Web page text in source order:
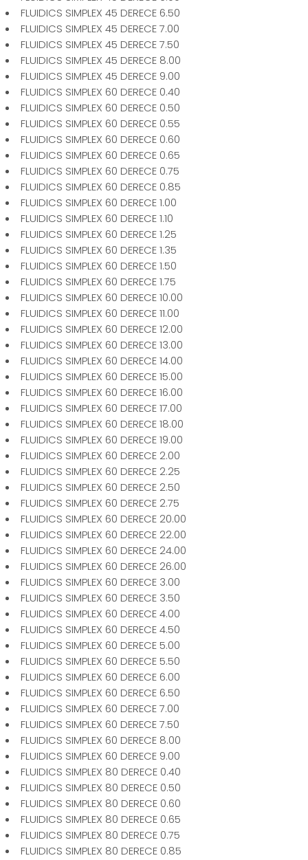
FLUIDICS SIMPLEX 45 DERECE 6.50
FLUIDICS SIMPLEX 45 DERECE 7.00
FLUIDICS SIMPLEX 45 DERECE 7.50
FLUIDICS SIMPLEX 45 DERECE 8.00
FLUIDICS SIMPLEX 45 DERECE 9.00
FLUIDICS SIMPLEX 60 DERECE 0.40
FLUIDICS SIMPLEX 60 DERECE 0.50
FLUIDICS SIMPLEX 60 DERECE 0.55
FLUIDICS SIMPLEX 60 DERECE 0.60
FLUIDICS SIMPLEX 60 DERECE 0.65
FLUIDICS SIMPLEX 60 DERECE 0.75
FLUIDICS SIMPLEX 60 DERECE 0.85
FLUIDICS SIMPLEX 60 DERECE 1.00
FLUIDICS SIMPLEX 60 DERECE 1.10
FLUIDICS SIMPLEX 60 DERECE 1.25
FLUIDICS SIMPLEX 60 DERECE 1.35
FLUIDICS SIMPLEX 60 DERECE 1.50
FLUIDICS SIMPLEX 60 DERECE 1.75
FLUIDICS SIMPLEX 60 DERECE 10.00
FLUIDICS SIMPLEX 60 DERECE 11.00
FLUIDICS SIMPLEX 60 DERECE 12.00
FLUIDICS SIMPLEX 60 DERECE 13.00
FLUIDICS SIMPLEX 60 DERECE 14.00
FLUIDICS SIMPLEX 60 DERECE 15.00
FLUIDICS SIMPLEX 60 DERECE 16.00
FLUIDICS SIMPLEX 60 DERECE 17.00
FLUIDICS SIMPLEX 60 DERECE 18.00
FLUIDICS SIMPLEX 60 DERECE 19.00
FLUIDICS SIMPLEX 60 DERECE 2.00
FLUIDICS SIMPLEX 60 DERECE 2.25
FLUIDICS SIMPLEX 60 DERECE 2.50
FLUIDICS SIMPLEX 60 DERECE 2.75
FLUIDICS SIMPLEX 60 DERECE 20.00
FLUIDICS SIMPLEX 60 DERECE 22.00
FLUIDICS SIMPLEX 60 DERECE 24.00
FLUIDICS SIMPLEX 60 DERECE 26.00
FLUIDICS SIMPLEX 60 DERECE 3.00
FLUIDICS SIMPLEX 60 DERECE 3.50
FLUIDICS SIMPLEX 60 DERECE 4.00
FLUIDICS SIMPLEX 60 DERECE 4.50
FLUIDICS SIMPLEX 60 DERECE 5.00
FLUIDICS SIMPLEX 60 DERECE 5.50
FLUIDICS SIMPLEX 60 DERECE 6.00
FLUIDICS SIMPLEX 60 DERECE 6.50
FLUIDICS SIMPLEX 60 DERECE 7.00
FLUIDICS SIMPLEX 60 DERECE 7.50
FLUIDICS SIMPLEX 60 DERECE 8.00
FLUIDICS SIMPLEX 60 DERECE 9.00
FLUIDICS SIMPLEX 80 DERECE 0.40
FLUIDICS SIMPLEX 80 DERECE 0.50
FLUIDICS SIMPLEX 80 DERECE 0.60
FLUIDICS SIMPLEX 80 DERECE 0.65
FLUIDICS SIMPLEX 80 DERECE 0.75
FLUIDICS SIMPLEX 80 DERECE 0.85